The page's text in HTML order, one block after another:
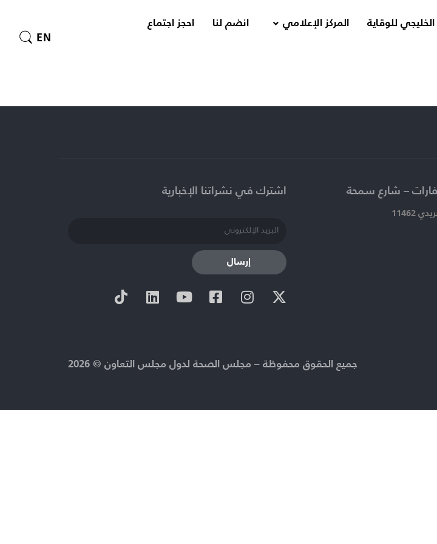
EN
احجز اجتماع انضم لنا المركز الإعلامي الخليجي للوقاية
اشترك في نشراتنا الإخبارية​
إرسال
– شارع سمحة​
جميع الحقوق محفوظة – مجلس الصحة لدول مجلس التعاون © 2026